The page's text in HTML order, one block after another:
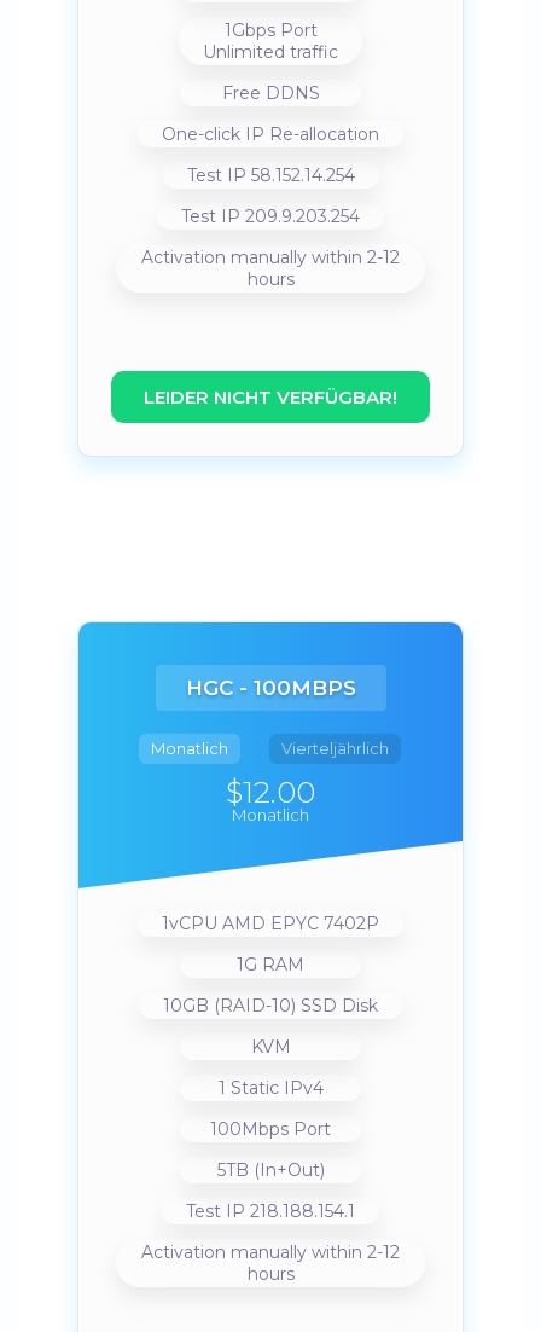
1Gbps Port
Unlimited traffic
Free DDNS
One-click IP Re-allocation
Test IP 58.152.14.254
Test IP 209.9.203.254
Activation manually within 2-12
hours
LEIDER NICHT VERFÜGBAR!
HGC - 100MBPS
Monatlich Vierteljährlich
$12.00
Monatlich
1vCPU AMD EPYC 7402P
1G RAM
10GB (RAID-10) SSD Disk
KVM
1 Static IPv4
100Mbps Port
5TB (In+Out)
Test IP 218.188.154.1
Activation manually within 2-12
hours